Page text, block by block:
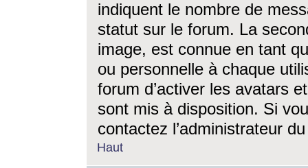
indiquent le nombre de
statut sur le forum. La
image, est connue en tant
ou personnelle à chaque
forum d’activer les avatars
sont mis à disposition. Si
contactez l’administrateur
Haut